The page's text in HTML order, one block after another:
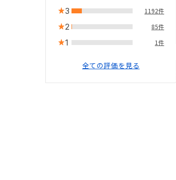
3 1192件
2 85件
1 1件
全ての評価を見る